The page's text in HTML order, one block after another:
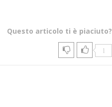
Questo articolo ti è piaciuto?
1